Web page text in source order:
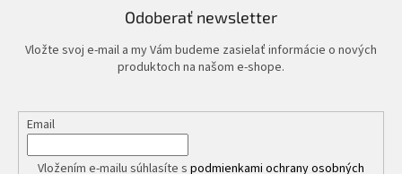
r
v
k
y
p
u
Odoberať newsletter
Vložte svoj e-mail a my Vám budeme zasielať informácie o nových
produktoch na našom e-shope.
Email
Vložením e-mailu súhlasíte s podmienkami ochrany osobných